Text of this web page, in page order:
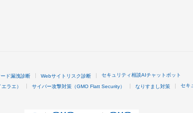
ド漏洩診断 Webサイトリスク診断 セキュリティ相談AIチャットボット
ラエ） サイバー攻撃対策（GMO Flatt Security） なりすまし対策 セキ